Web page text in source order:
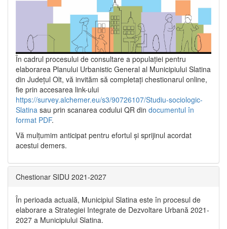
În cadrul procesului de consultare a populaţiei pentru
elaborarea Planului Urbanistic General al Municipiului Slatina
din Județul Olt, vă invităm să completați chestionarul online,
fie prin accesarea link-ului
https://survey.alchemer.eu/s3/90726107/Studiu-sociologic-
Slatina sau prin scanarea codului QR din documentul în
format PDF.
Vă mulţumim anticipat pentru efortul şi sprijinul acordat
acestui demers.
Chestionar SIDU 2021-2027
În perioada actuală, Municipiul Slatina este în procesul de
elaborare a Strategiei Integrate de Dezvoltare Urbană 2021‐
2027 a Municipiului Slatina.